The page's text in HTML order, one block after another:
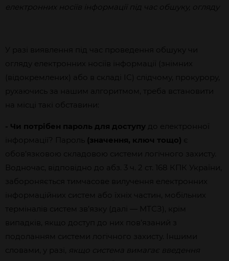
електронних носіїв інформації під час обшуку, огляду
У разі виявлення під час проведення обшуку чи
огляду електронних носіїв інформації (знімних
(відокремлених) або в складі ІС) слідчому, прокурору,
рухаючись за нашим алгоритмом треба встановити
на місці такі обставини:
- Чи потрібен пароль для доступу до електронної
інформації? Пароль (значення, ключ тощо) є
обов’язковою складовою системи логічного захисту.
Водночас, відповідно до абз. 3 ч. 2 ст. 168 КПК України,
забороняється тимчасове вилучення електронних
інформаційних систем або їхніх частин, мобільних
терміналів систем зв’язку (далі — МТСЗ), крім
випадків, якщо доступ до них пов’язаний з
подоланням системи логічного захисту. Іншими
словами, у разі,
якщо система вимагає введення